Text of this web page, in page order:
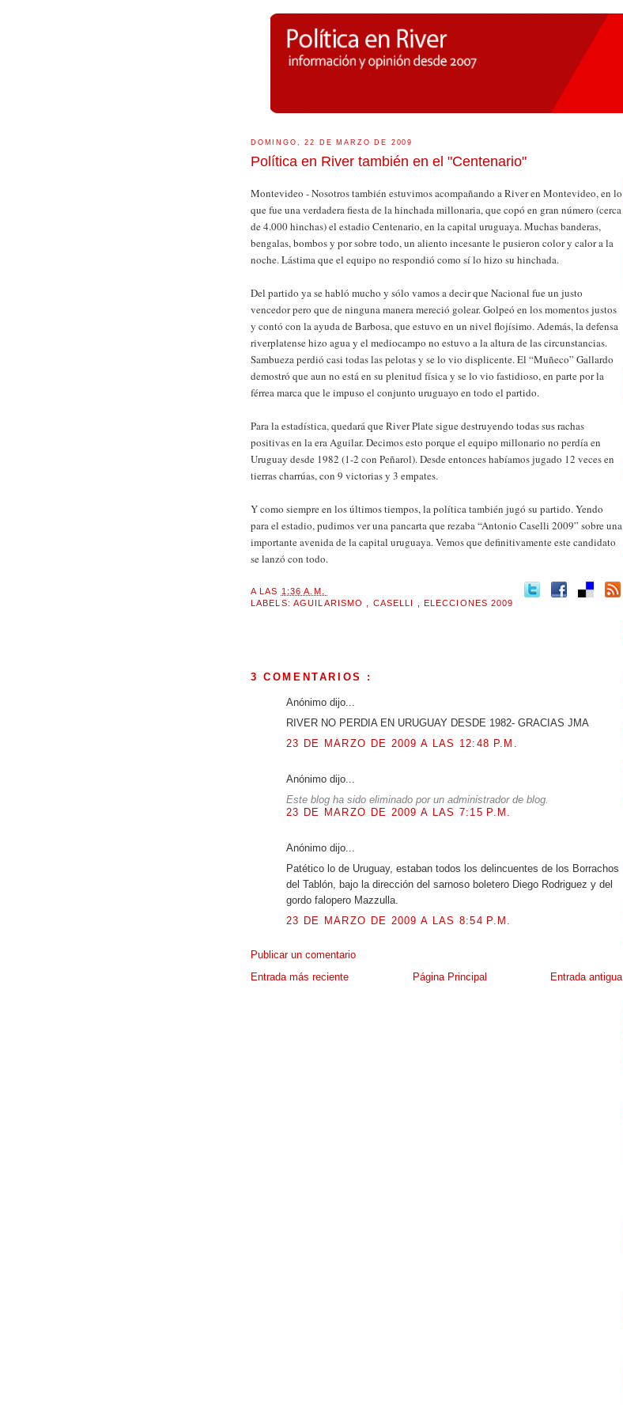
DOMINGO, 22 DE MARZO DE 2009
Política en River también en el "Centenario"
Montevideo - Nosotros también estuvimos acompañando a River en Montevideo, en lo
que fue una verdadera fiesta de la hinchada millonaria, que copó en gran número (cerca
de 4.000 hinchas) el estadio Centenario, en la capital uruguaya. Muchas banderas,
bengalas, bombos y por sobre todo, un aliento incesante le pusieron color y calor a la
noche. Lástima que el equipo no respondió como sí lo hizo su hinchada.
Del partido ya se habló mucho y sólo vamos a decir que Nacional fue un justo
vencedor pero que de ninguna manera mereció golear. Golpeó en los momentos justos
y contó con la ayuda de Barbosa, que estuvo en un nivel flojísimo. Además, la defensa
riverplatense hizo agua y el mediocampo no estuvo a la altura de las circunstancias.
Sambueza perdió casi todas las pelotas y se lo vio displicente. El “Muñeco” Gallardo
demostró que aun no está en su plenitud física y se lo vio fastidioso, en parte por la
férrea marca que le impuso el conjunto uruguayo en todo el partido.
Para la estadística, quedará que River Plate sigue destruyendo todas sus rachas
positivas en la era Aguilar. Decimos esto porque el equipo millonario no perdía en
Uruguay desde 1982 (1-2 con Peñarol). Desde entonces habíamos jugado 12 veces en
tierras charrúas, con 9 victorias y 3 empates.
Y como siempre en los últimos tiempos, la política también jugó su partido. Yendo
para el estadio, pudimos ver una pancarta que rezaba “Antonio Caselli 2009” sobre una
importante avenida de la capital uruguaya. Vemos que definitivamente este candidato
se lanzó con todo.
A LAS 1:36 A.M.
LABELS: AGUILARISMO CASELLI ELECCIONES 2009
3 COMENTARIOS :
Anónimo dijo...
RIVER NO PERDIA EN URUGUAY DESDE 1982- GRACIAS JMA
23 DE MARZO DE 2009 A LAS 12:48 P.M.
Anónimo dijo...
Este blog ha sido eliminado por un administrador de blog.
23 DE MARZO DE 2009 A LAS 7:15 P.M.
Anónimo dijo...
Patético lo de Uruguay, estaban todos los delincuentes de los Borrachos
del Tablón, bajo la dirección del sarnoso boletero Diego Rodriguez y del
gordo falopero Mazzulla.
23 DE MARZO DE 2009 A LAS 8:54 P.M.
Publicar un comentario
Entrada más reciente
Entrada antigua
Página Principal